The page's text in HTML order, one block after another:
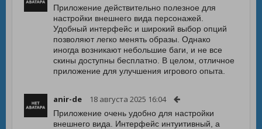
Приложение действительно полезное для
настройки внешнего вида персонажей.
Удобный интерфейс и широкий выбор опций
позволяют легко менять образы. Однако
иногда возникают небольшие баги, и не все
скины доступны бесплатно. В целом, отличное
приложение для улучшения игрового опыта.
anir-de 18 августа 2025 16:04
Приложение очень удобно для настройки
внешнего вида. Интерфейс интуитивный, а